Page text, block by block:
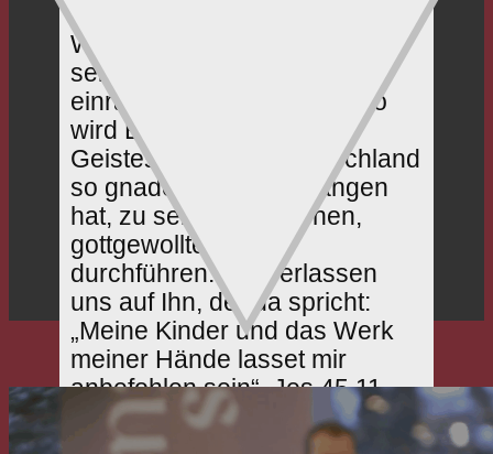
uns auf Jesum, den Erzhirten.
Wenn jeder dem Herrn und
seinem Worte den Platz
einräumt, der ihm gehört, so
wird ER das Werk seines
Geistes, das Er in Deutschland
so gnadenreich angefangen
hat, zu seinem herrlichen,
gottgewollten Ziele
durchführen. Wir verlassen
uns auf Ihn, der da spricht:
„Meine Kinder und das Werk
meiner Hände lasset mir
anbefohlen sein“, Jes 45,11
(wörtl. Übersetzung).
KONTAKTIEREN SIE UNS